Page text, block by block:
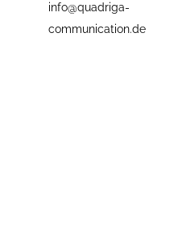
info@quadriga-
communication.de